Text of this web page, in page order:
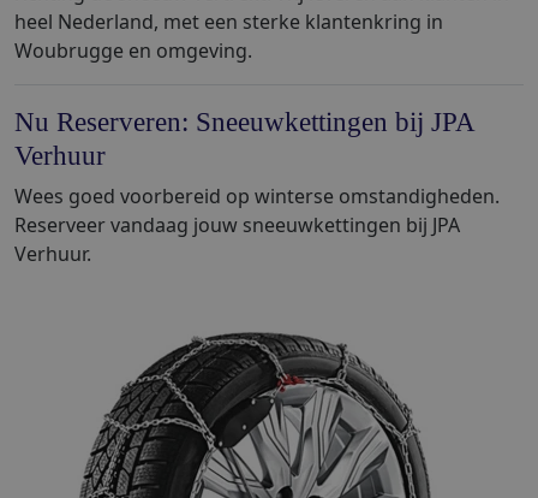
heel Nederland, met een sterke klantenkring in
Woubrugge en omgeving.
Nu Reserveren: Sneeuwkettingen bij JPA
Verhuur
Wees goed voorbereid op winterse omstandigheden.
Reserveer vandaag jouw sneeuwkettingen bij JPA
Verhuur.